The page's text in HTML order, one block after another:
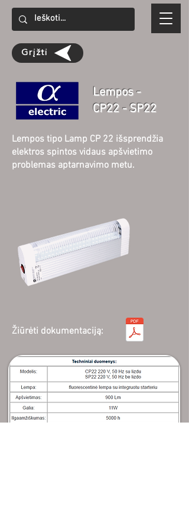
Grįžti
Lempos -
CP22 - SP22
Lempos tipo Lamp CP 22 išsprendžia
elektros spintos vidaus apšvietimo
problemas aptarnavimo metu.
Žiūrėti dokumentaciją: